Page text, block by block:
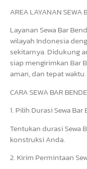
AREA LAYANAN SEWA
Layanan Sewa Bar
wilayah Indonesia
sekitarnya. Didukung
siap mengirimkan Bar
aman, dan tepat waktu.
CARA SEWA BAR
1. Pilih Durasi Sewa Bar
Tentukan durasi Sewa
konstruksi Anda.
2. Kirim Permintaan